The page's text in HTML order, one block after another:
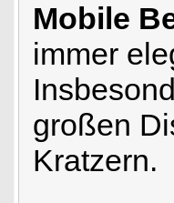
Mobile
immer
großen
Kratzern.